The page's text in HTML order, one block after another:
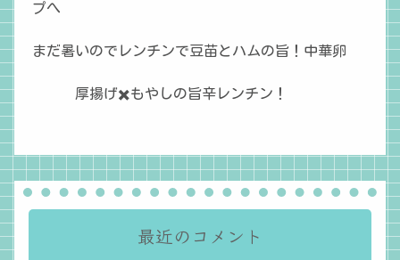
プへ
まだ暑いのでレンチンで豆苗とハムの旨！中華卵
厚揚げ✖️もやしの旨辛レンチン！
最近のコメント